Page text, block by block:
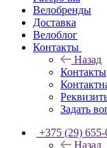
Велобренды
Доставка
Велоблог
Контакты
Назад
Контакты
Задать
+375 (29)
Назад